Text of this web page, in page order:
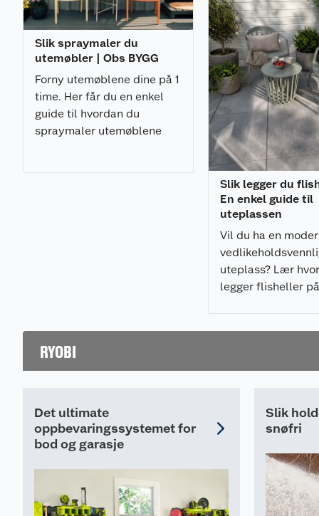
Vibrasjonsdempet og sklisikkert håndtak
En del av High Performance-serien og ONE+
Slik spraymaler du
utemøbler | Obs BYGG
Forny utemøblene dine på 1
time. Her får du en enkel
guide til hvordan du
spraymaler utemøblene
Slik legger du
En enkel guide til
uteplassen
Vil du ha en
uteplass? Lær
legger flisheller på
RYOBI
Det ultimate
oppbevaringssystemet for
bod og garasje
Slik
snøfri